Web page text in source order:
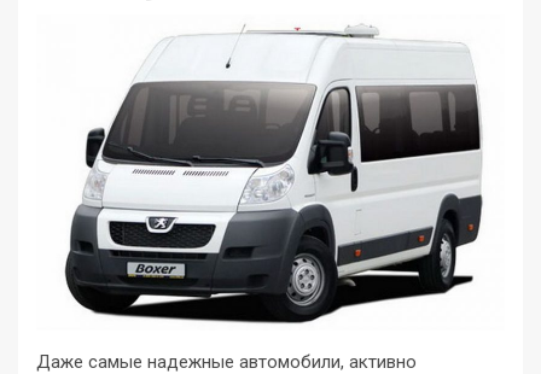
Даже самые надежные автомобили, активно